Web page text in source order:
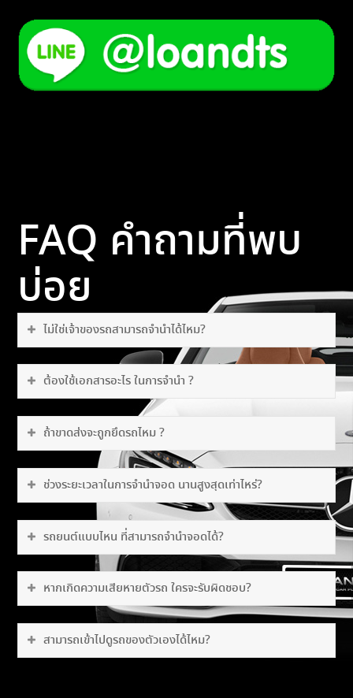
FAQ คำถามที่พบ
บ่อย
ไม่ใช่เจ้าของรถสามารถจำนำได้ไหม?
ต้องใช้เอกสารอะไร ในการจำนำ ?
ถ้าขาดส่งจะถูกยึดรถไหม ?
ช่วงระยะเวลาในการจำนำจอด นานสูงสุดเท่าไหร่?
รถยนต์แบบไหน ที่สามารถจำนำจอดได้?
หากเกิดความเสียหายตัวรถ ใครจะรับผิดชอบ?
สามารถเข้าไปดูรถของตัวเองได้ไหม?